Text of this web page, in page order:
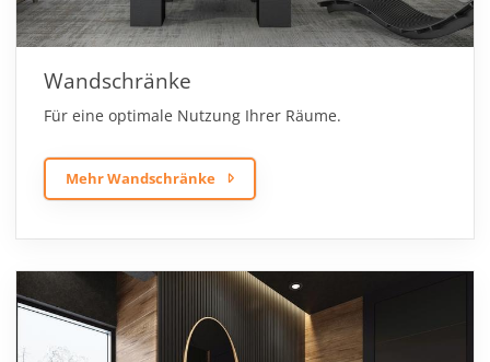
Wandschränke
Für eine optimale Nutzung Ihrer Räume.
Mehr Wandschränke